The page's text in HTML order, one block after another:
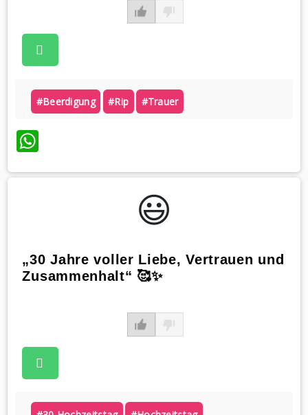
#beerdigung #rip #trauer
WhatsApp
😃️
„30 Jahre voller Liebe, Vertrauen und
Zusammenhalt“ 🥰✨